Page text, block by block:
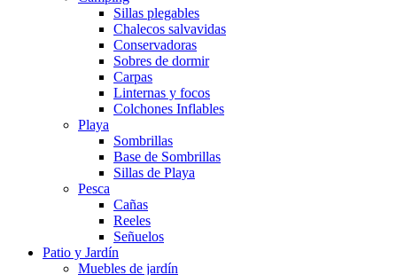
Sillas plegables
Chalecos salvavidas
Conservadoras
Sobres de dormir
Carpas
Linternas y focos
Colchones Inflables
Playa
Sombrillas
Base de Sombrillas
Sillas de Playa
Pesca
Cañas
Reeles
Señuelos
Patio y Jardín
Muebles de jardín